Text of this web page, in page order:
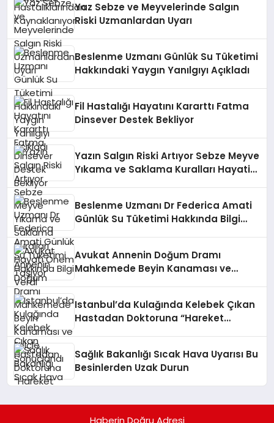
Yaz Sebze ve Meyvelerinde Salgın
Riski Uzmanlardan Uyarı
Beslenme Uzmanı Günlük Su Tüketimi
Hakkındaki Yaygın Yanılgıyı Açıkladı
Fil Hastalığı Hayatını Kararttı Fatma
Dinsever Destek Bekliyor
Yazın Salgın Riski Artıyor Sebze Meyve
Yıkama ve Saklama Kuralları Hayati
Beslenme Uzmanı Dr Federica Amati
Günlük Su Tüketimi Hakkında Bilgi
Avukat Annenin Doğum Dramı
Mahkemede Beyin Kanaması ve
Istanbul’da Kulağında Kelebek Çıkan
Hastadan Doktoruna “Hareket
Sağlık Bakanlığı Sıcak Hava Uyarısı Bu
Besinlerden Uzak Durun
Haberin Doğru Adresi